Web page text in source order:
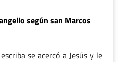
según san Marcos
se acercó a Jesús y le